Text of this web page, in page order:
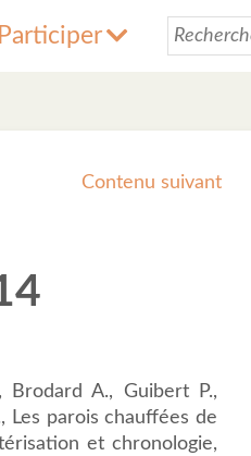
Participer
Contenu suivant
A., Guibert P.,
Les parois chauffées de
et chronologie,